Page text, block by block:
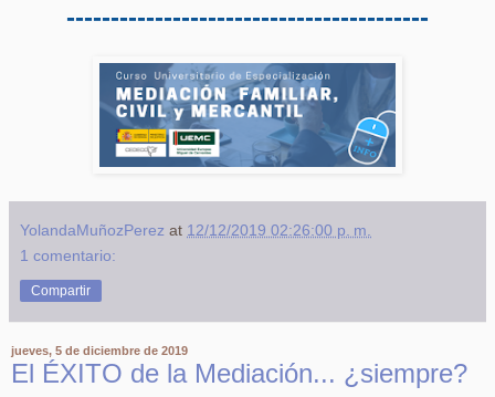
-----------------------------------------
YolandaMuñozPerez at 12/12/2019 02:26:00 p. m.
1 comentario:
Compartir
jueves, 5 de diciembre de 2019
El ÉXITO de la Mediación... ¿siempre?